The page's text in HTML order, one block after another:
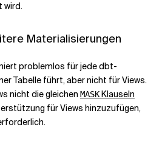
wird.
Materialisierungen
problemlos für jede dbt-
Tabelle führt, aber nicht für Views.
nicht die gleichen MASKKlauseln
für Views hinzuzufügen,